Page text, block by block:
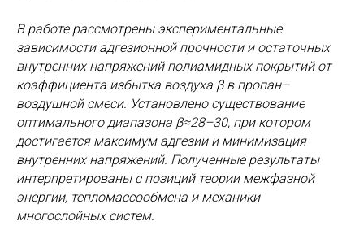
В работе рассмотрены экспериментальные
зависимости адгезионной прочности и остаточных
внутренних напряжений полиамидных покрытий от
коэффициента избытка воздуха β в пропан–
воздушной смеси. Установлено существование
оптимального диапазона β≈28–30, при котором
достигается максимум адгезии и минимизация
внутренних напряжений. Полученные результаты
интерпретированы с позиций теории межфазной
энергии, тепломассообмена и механики
многослойных систем.